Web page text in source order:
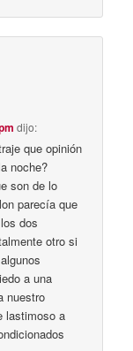
dijo:
que opinión
noche?
son de lo
parecía que
dos
otro si
a una
nuestro
lastimoso a